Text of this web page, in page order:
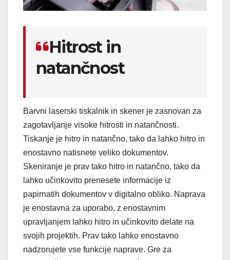
Hitrost in
natančnost
Barvni laserski tiskalnik in skener je zasnovan za
zagotavljanje visoke hitrosti in natančnosti.
Tiskanje je hitro in natančno, tako da lahko hitro in
enostavno natisnete veliko dokumentov.
Skeniranje je prav tako hitro in natančno, tako da
lahko učinkovito prenesete informacije iz
papirnatih dokumentov v digitalno obliko. Naprava
je enostavna za uporabo, z enostavnim
upravljanjem lahko hitro in učinkovito delate na
svojih projektih. Prav tako lahko enostavno
nadzorujete vse funkcije naprave. Gre za